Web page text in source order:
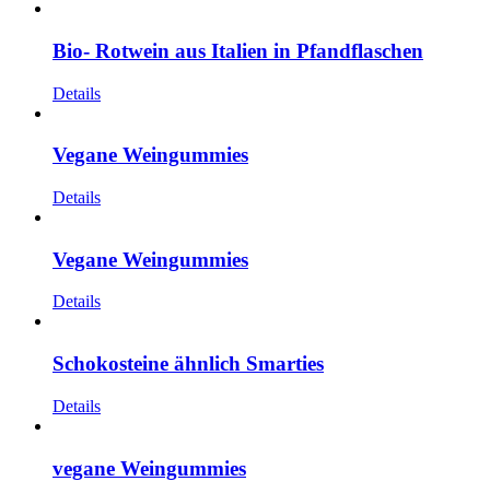
Bio- Rotwein aus Italien in Pfandflaschen
Details
Vegane Weingummies
Details
Vegane Weingummies
Details
Schokosteine ähnlich Smarties
Details
vegane Weingummies